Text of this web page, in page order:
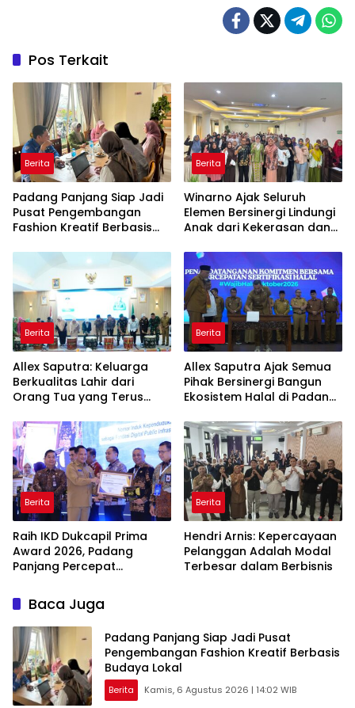
Pos Terkait
Berita
Padang Panjang Siap Jadi
Pusat Pengembangan
Fashion Kreatif Berbasis
Berita
Winarno Ajak Seluruh
Elemen Bersinergi Lindungi
Anak dari Kekerasan dan
Berita
Allex Saputra: Keluarga
Berkualitas Lahir dari
Orang Tua yang Terus
Berita
Allex Saputra Ajak Semua
Pihak Bersinergi Bangun
Ekosistem Halal di Padang
Berita
Raih IKD Dukcapil Prima
Award 2026, Padang
Panjang Percepat
Publik
Berita
Hendri Arnis: Kepercayaan
Pelanggan Adalah Modal
Terbesar dalam Berbisnis
Baca Juga
Padang Panjang Siap Jadi Pusat
Pengembangan Fashion Kreatif Berbasis
Budaya Lokal
Berita Kamis, 6 Agustus 2026 | 14:02 WIB